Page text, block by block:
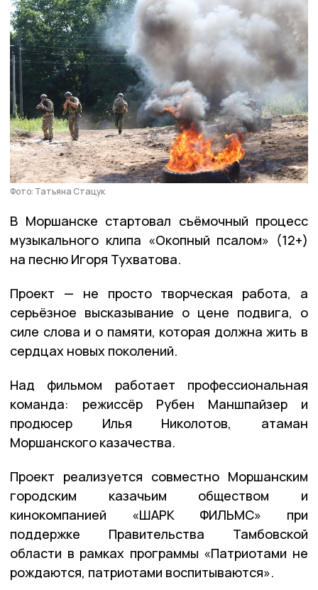
Фото: Татьяна Стацук
В Моршанске стартовал съёмочный процесс
музыкального клипа «Окопный псалом» (12+)
на песню Игоря Тухватова.
Проект — не просто творческая работа, а
серьёзное высказывание о цене подвига, о
силе слова и о памяти, которая должна жить в
сердцах новых поколений.
Над фильмом работает профессиональная
команда: режиссёр Рубен Маншпайзер и
продюсер Илья Николотов, атаман
Моршанского казачества.
Проект реализуется совместно Моршанским
городским казачьим обществом и
кинокомпанией «ШАРК ФИЛЬМС» при
поддержке Правительства Тамбовской
области в рамках программы «Патриотами не
рождаются, патриотами воспитываются».